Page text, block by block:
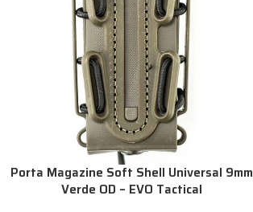
Porta Magazine Soft Shell Universal 9mm
Verde OD – EVO Tactical